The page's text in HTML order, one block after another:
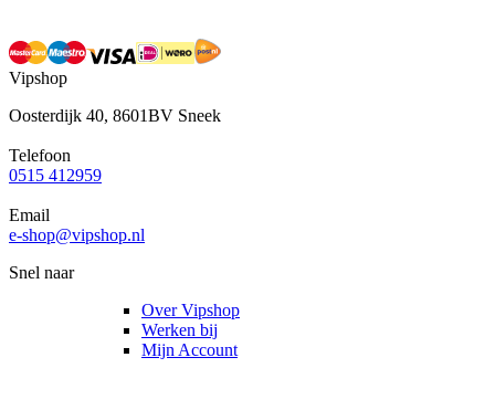
Vipshop
Oosterdijk 40, 8601BV Sneek
Telefoon
0515 412959
Email
e-shop@vipshop.nl
Snel naar
Over Vipshop
Werken bij
Mijn Account